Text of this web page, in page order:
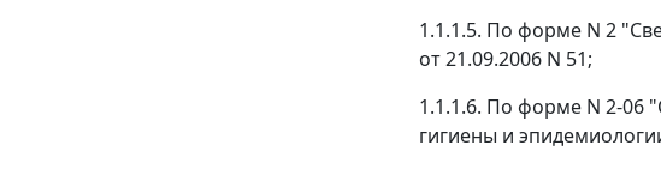
1.1.1.5. По форме N 2
от 21.09.2006 N 51;
1.1.1.6. По форме N 2-06
гигиены и